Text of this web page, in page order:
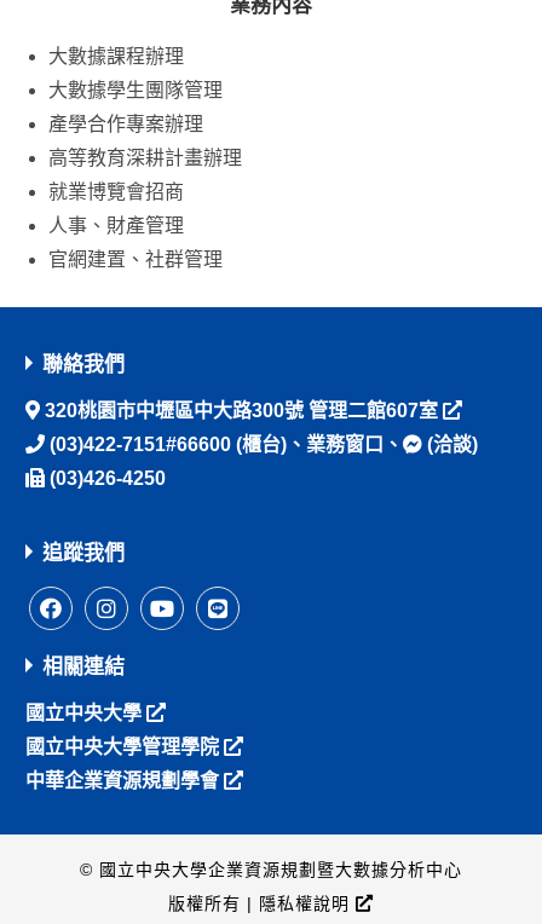
業務內容
大數據課程辦理
大數據學生團隊管理
產學合作專案辦理
高等教育深耕計畫辦理
就業博覽會招商
人事、財產管理
官網建置、社群管理
聯絡我們
320桃園市中壢區中大路300號 管理二館607室
(03)422-7151#66600 (櫃台)、 業務窗口 、
(洽談)
(03)426-4250
追蹤我們
相關連結
國立中央大學
國立中央大學管理學院
中華企業資源規劃學會
© 國立中央大學企業資源規劃暨大數據分析中心
版權所有 | 隱私權說明